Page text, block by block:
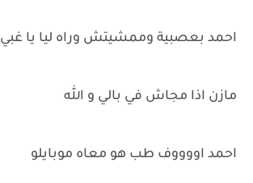
احمد بعصبية وممشيتش وراه ليا يا غبي
مازن اذا مجاش في بالي و الله
احمد اووووف طب هو معاه موبايلو